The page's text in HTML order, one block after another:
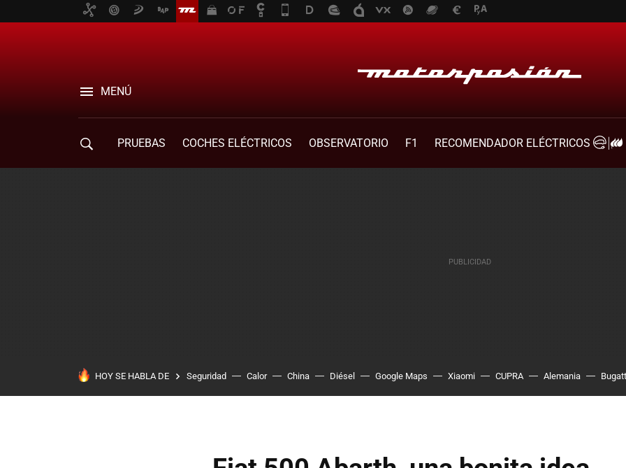
MENÚ
PRUEBAS COCHES ELÉCTRICOS OBSERVATORIO F1
RECOMENDADOR ELÉCTRICOS
HOY SE HABLA DE Seguridad Calor China Diésel Google Maps Xiaomi CUPRA Alemania